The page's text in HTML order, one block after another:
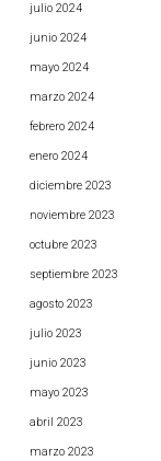
julio 2024
junio 2024
mayo 2024
marzo 2024
febrero 2024
enero 2024
diciembre 2023
noviembre 2023
octubre 2023
septiembre 2023
agosto 2023
julio 2023
junio 2023
mayo 2023
abril 2023
marzo 2023